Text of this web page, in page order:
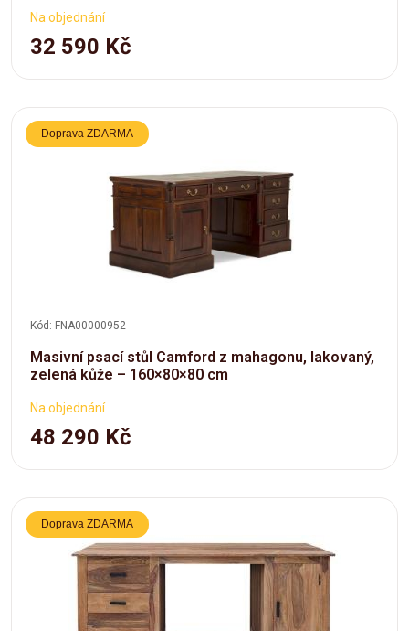
Na objednání
32 590 Kč
Doprava ZDARMA
Kód: FNA00000952
Masivní psací stůl Camford z mahagonu, lakovaný,
zelená kůže – 160×80×80 cm
Na objednání
48 290 Kč
Doprava ZDARMA